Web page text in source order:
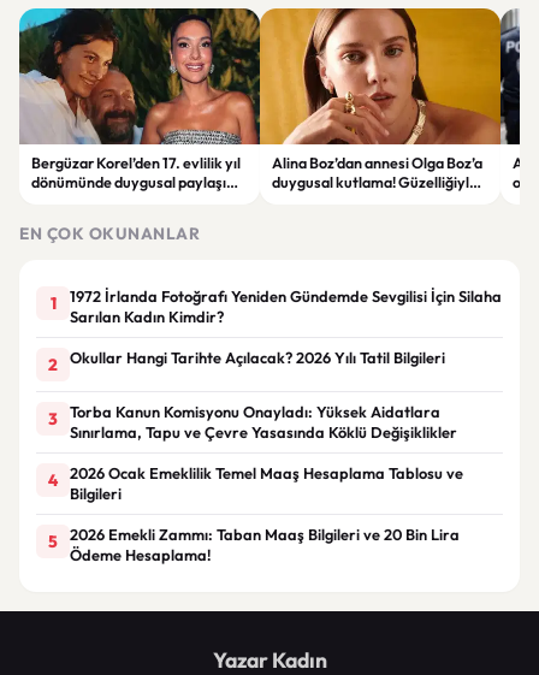
Bergüzar Korel’den 17. evlilik yıl
dönümünde duygusal paylaşım!
Alina Boz’dan annesi Olga Boz’a
duygusal kutlama! Güzelliğiyle
EN ÇOK OKUNANLAR
1
1972 İrlanda Fotoğrafı Yeniden Gündemde Sevgilisi İçin Silaha
Sarılan Kadın Kimdir?
2 Okullar Hangi Tarihte Açılacak? 2026 Yılı Tatil Bilgileri
3
Torba Kanun Komisyonu Onayladı: Yüksek Aidatlara
Sınırlama, Tapu ve Çevre Yasasında Köklü Değişiklikler
4
2026 Ocak Emeklilik Temel Maaş Hesaplama Tablosu ve
Bilgileri
5
2026 Emekli Zammı: Taban Maaş Bilgileri ve 20 Bin Lira
Ödeme Hesaplama!
Yazar Kadın